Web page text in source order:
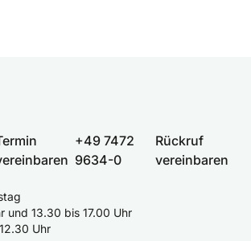
+49 7472
9634-0
Rückruf
vereinbaren
und 13.30 bis 17.00 Uhr
Uhr